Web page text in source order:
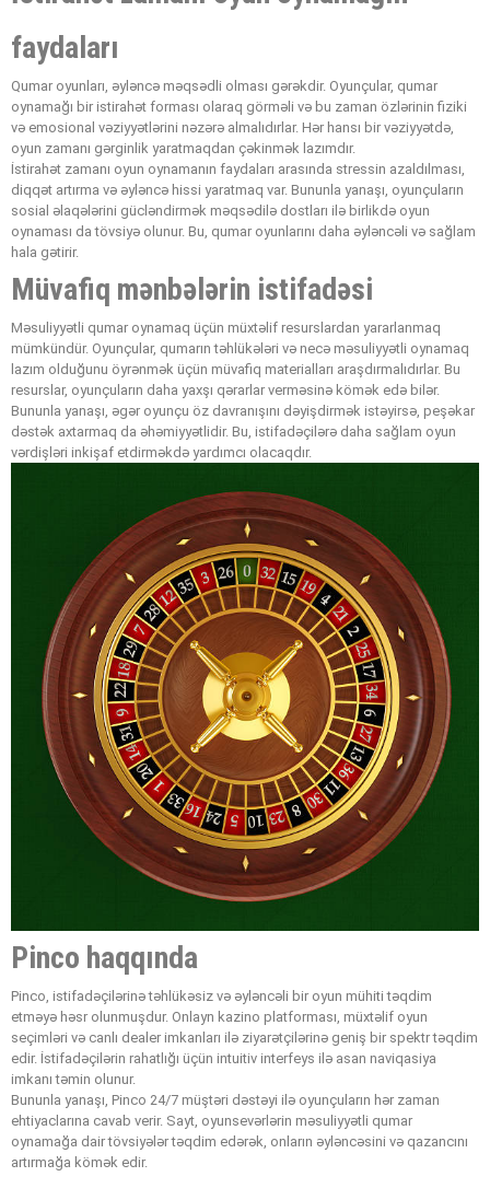
faydaları
Qumar oyunları, əyləncə məqsədli olması gərəkdir. Oyunçular, qumar
oynamağı bir istirahət forması olaraq görməli və bu zaman özlərinin fiziki
və emosional vəziyyətlərini nəzərə almalıdırlar. Hər hansı bir vəziyyətdə,
oyun zamanı gərginlik yaratmaqdan çəkinmək lazımdır.
İstirahət zamanı oyun oynamanın faydaları arasında stressin azaldılması,
diqqət artırma və əyləncə hissi yaratmaq var. Bununla yanaşı, oyunçuların
sosial əlaqələrini gücləndirmək məqsədilə dostları ilə birlikdə oyun
oynaması da tövsiyə olunur. Bu, qumar oyunlarını daha əyləncəli və sağlam
hala gətirir.
Müvafiq mənbələrin istifadəsi
Məsuliyyətli qumar oynamaq üçün müxtəlif resurslardan yararlanmaq
mümkündür. Oyunçular, qumarın təhlükələri və necə məsuliyyətli oynamaq
lazım olduğunu öyrənmək üçün müvafiq materialları araşdırmalıdırlar. Bu
resurslar, oyunçuların daha yaxşı qərarlar verməsinə kömək edə bilər.
Bununla yanaşı, əgər oyunçu öz davranışını dəyişdirmək istəyirsə, peşəkar
dəstək axtarmaq da əhəmiyyətlidir. Bu, istifadəçilərə daha sağlam oyun
vərdişləri inkişaf etdirməkdə yardımcı olacaqdır.
Pinco haqqında
Pinco, istifadəçilərinə təhlükəsiz və əyləncəli bir oyun mühiti təqdim
etməyə həsr olunmuşdur. Onlayn kazino platforması, müxtəlif oyun
seçimləri və canlı dealer imkanları ilə ziyarətçilərinə geniş bir spektr təqdim
edir. İstifadəçilərin rahatlığı üçün intuitiv interfeys ilə asan naviqasiya
imkanı təmin olunur.
Bununla yanaşı, Pinco 24/7 müştəri dəstəyi ilə oyunçuların hər zaman
ehtiyaclarına cavab verir. Sayt, oyunsevərlərin məsuliyyətli qumar
oynamağa dair tövsiyələr təqdim edərək, onların əyləncəsini və qazancını
artırmağa kömək edir.